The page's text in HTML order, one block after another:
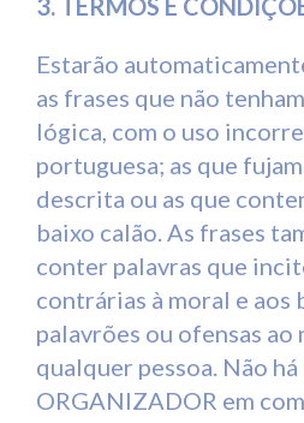
3. TERMOS E
Estarão
as frases que não
lógica, com o uso
portuguesa; as que
descrita ou as que
baixo calão. As frases
conter palavras que
contrárias à moral e aos
palavrões ou ofensas ao
qualquer pessoa. Não
ORGANIZADOR em